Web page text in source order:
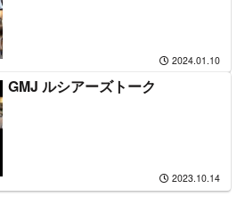
2024.01.10
GMJ ルシアーズトーク
2023.10.14